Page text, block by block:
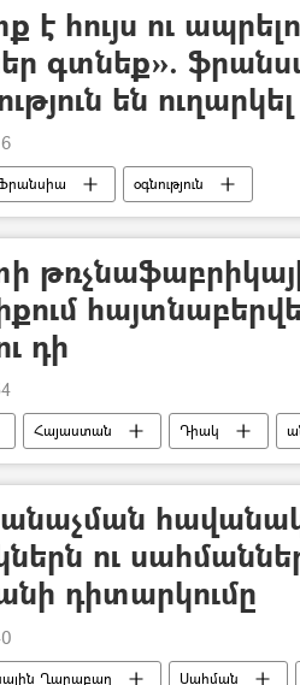
է հույս ու
գտնեք».
են ուղարկել
օգնություն
դի
Հայաստան Դիակ
ու
դիտարկումը
Ղարաբաղ Սահման